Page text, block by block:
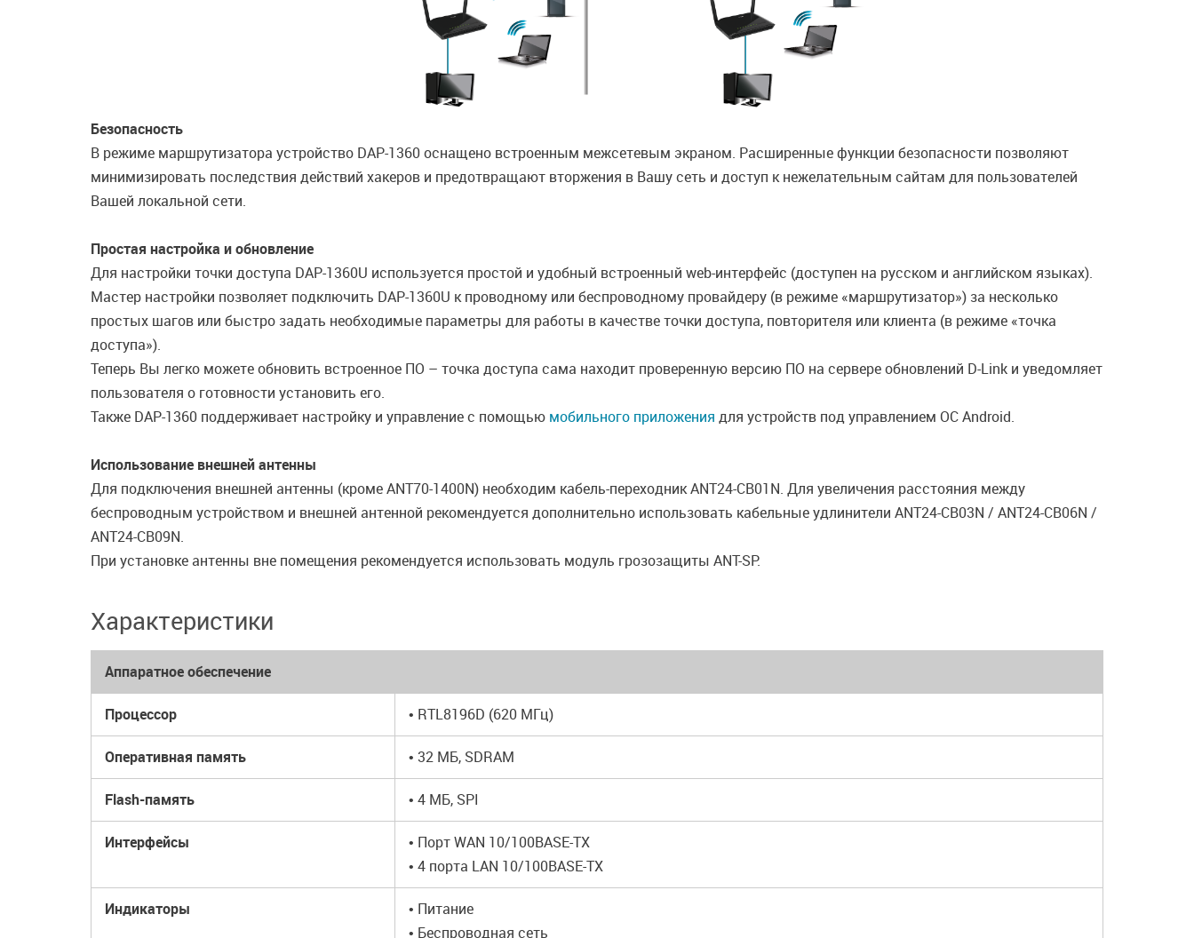
Безопасность
В режиме маршрутизатора устройство DAP-1360 оснащено встроенным межсетевым экраном. Расширенные функции безопасности позволяют
минимизировать последствия действий хакеров и предотвращают вторжения в Вашу сеть и доступ к нежелательным сайтам для пользователей
Вашей локальной сети.
Простая настройка и обновление
Для настройки точки доступа DAP-1360U используется простой и удобный встроенный web-интерфейс (доступен на русском и английском языках).
Мастер настройки позволяет подключить DAP-1360U к проводному или беспроводному провайдеру (в режиме «маршрутизатор») за несколько
простых шагов или быстро задать необходимые параметры для работы в качестве точки доступа, повторителя или клиента (в режиме «точка
доступа»).
Теперь Вы легко можете обновить встроенное ПО – точка доступа сама находит проверенную версию ПО на сервере обновлений D-Link и уведомляет
пользователя о готовности установить его.
Также DAP-1360 поддерживает настройку и управление с помощью мобильного приложения для устройств под управлением ОС Android.
Использование внешней антенны
Для подключения внешней антенны (кроме ANT70-1400N) необходим кабель-переходник ANT24-CB01N. Для увеличения расстояния между
беспроводным устройством и внешней антенной рекомендуется дополнительно использовать кабельные удлинители ANT24-CB03N / ANT24-CB06N /
ANT24-CB09N.
При установке антенны вне помещения рекомендуется использовать модуль грозозащиты ANT-SP.
Характеристики
Аппаратное обеспечение
Процессор • RTL8196D (620 МГц)
Оперативная память • 32 MБ, SDRAM
Flash-память • 4 МБ, SPI
Интерфейсы
• Порт WAN 10/100BASE-TX
• 4 порта LAN 10/100BASE-TX
Индикаторы
• Питание
• Беспроводная сеть